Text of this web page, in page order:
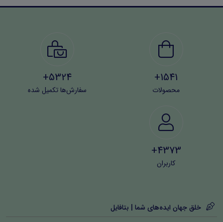
1541+
محصولات
5324+
سفارش‌ها تکمیل شده
4373+
کاربران
خلق جهان ایده‌های شما | بتافایل